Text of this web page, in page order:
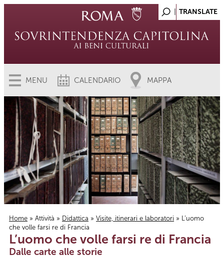
MENU CALENDARIO MAPPA
Tu sei qui
Home » Attività » Didattica » Visite, itinerari e laboratori » L’uomo
che volle farsi re di Francia
L’uomo che volle farsi re di Francia
Dalle carte alle storie